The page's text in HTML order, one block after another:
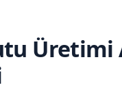
Üretimi